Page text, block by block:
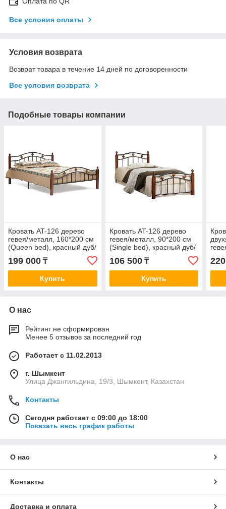
Все условия оплаты
Условия возврата
Возврат товара в течение 14 дней по договоренности
Все условия возврата
Подобные товары компании
Кровать AT-126 дерево
гевея/металл, 160*200 см
(Queen bed), красный дуб/
199 000 ₸
Купить
Кровать AT-126 дерево
гевея/металл, 90*200 см
(Single bed), красный дуб/
106 500₸
Купить
О нас
Рейтинг не сформирован
Менее 5 отзывов за последний год
Работает с 11.02.2013
г. Шымкент
Улица Джангильдина, 19/3, Шымкент, Казахстан
Контакты
Сегодня работает с 09:00 до 18:00
Показать весь график работы
О нас
Контакты
Доставка и оплата